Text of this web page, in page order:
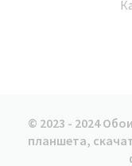
© 2023 - 2024
планшета,